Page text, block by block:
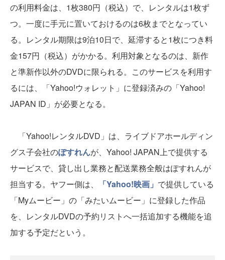
の利用料金は、1枚380円（税込）で、レンタルは1枚ず
つ。一度に手元に置いておけるのは6枚までとなってい
る。レンタル期限は9泊10日で、延滞すると1枚につき料
金157円（税込）がかかる。利用対象となるのは、新作
と準新作以外のDVDに限られる。このサービスを利用す
るには、「Yahoo!ウォレット」に登録済みの「Yahoo!
JAPAN ID」が必要となる。
「Yahoo!レンタルDVD」は、ライブドアホールディン
グス子会社のぽすれんが、Yahoo! JAPAN上で提供する
サービスで、貸し出し業務と配送業務全般はぽすれんが
担当する。ヤフー側は、
「Yahoo!映画」 で提供している
「Myムービー」の「みたいムービー」に登録した作品
を、レンタルDVDの予約リストへ一括追加する機能を追
加する予定だという。